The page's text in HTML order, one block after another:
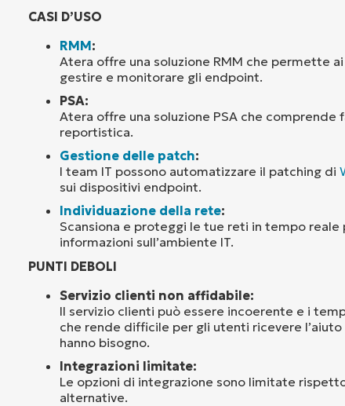
CASI D’USO
RMM:
Atera offre una soluzione RMM che permette
gestire e monitorare gli endpoint.
PSA:
Atera offre una soluzione PSA che comprende
reportistica.
Gestione delle patch:
I team IT possono automatizzare il patching di
sui dispositivi endpoint.
Individuazione della rete:
Scansiona e proteggi le tue reti in tempo
informazioni sull’ambiente IT.
PUNTI DEBOLI
Servizio clienti non affidabile:
Il servizio clienti può essere incoerente e i
che rende difficile per gli utenti ricevere
hanno bisogno.
Integrazioni limitate:
Le opzioni di integrazione sono limitate
alternative.